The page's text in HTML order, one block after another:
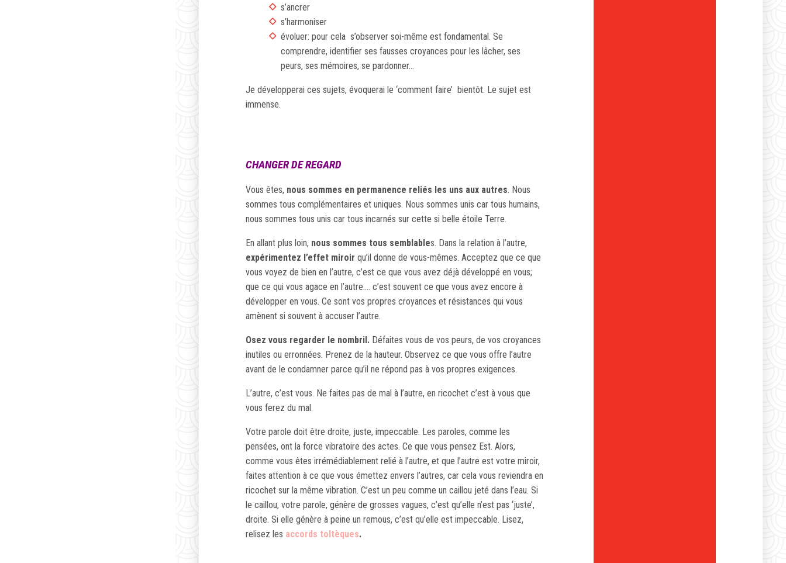
s’ancrer
s’harmoniser
évoluer: pour cela s’observer soi-même est fondamental. Se
comprendre, identifier ses fausses croyances pour les lâcher, ses
peurs, ses mémoires, se pardonner…
Je développerai ces sujets, évoquerai le ‘comment faire’ bientôt. Le sujet est
immense.
CHANGER DE REGARD
Vous êtes, nous sommes en permanence reliés les uns aux autres. Nous
sommes tous complémentaires et uniques. Nous sommes unis car tous humains,
nous sommes tous unis car tous incarnés sur cette si belle étoile Terre.
En allant plus loin, nous sommes tous semblables. Dans la relation à l’autre,
expérimentez l’effet miroir qu’il donne de vous-mêmes. Acceptez que ce que
vous voyez de bien en l’autre, c’est ce que vous avez déjà développé en vous;
que ce qui vous agace en l’autre…. c’est souvent ce que vous avez encore à
développer en vous. Ce sont vos propres croyances et résistances qui vous
amènent si souvent à accuser l’autre.
Osez vous regarder le nombril. Défaites vous de vos peurs, de vos croyances
inutiles ou erronnées. Prenez de la hauteur. Observez ce que vous offre l’autre
avant de le condamner parce qu’il ne répond pas à vos propres exigences.
L’autre, c’est vous. Ne faites pas de mal à l’autre, en ricochet c’est à vous que
vous ferez du mal.
Votre parole doit être droite, juste, impeccable. Les paroles, comme les
pensées, ont la force vibratoire des actes. Ce que vous pensez Est. Alors,
comme vous êtes irrémédiablement relié à l’autre, et que l’autre est votre miroir,
faites attention à ce que vous émettez envers l’autres, car cela vous reviendra en
ricochet sur la même vibration. C’est un peu comme un caillou jeté dans l’eau. Si
le caillou, votre parole, génère de grosses vagues, c’est qu’elle n’est pas ‘juste’,
droite. Si elle génère à peine un remous, c’est qu’elle est impeccable. Lisez,
relisez les accords toltèques.